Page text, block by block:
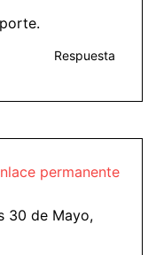
Respuesta
permanente
30 de Mayo,